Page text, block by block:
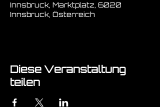
Innsbruck, Marktplatz, 6020
Innsbruck, Österreich
Diese Veranstaltung
teilen